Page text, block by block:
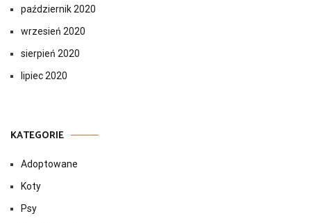
październik 2020
wrzesień 2020
sierpień 2020
lipiec 2020
KATEGORIE
Adoptowane
Koty
Psy